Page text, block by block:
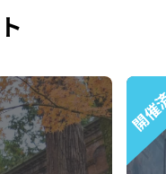
開